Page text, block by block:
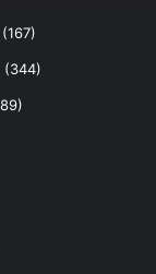
(167)
(344)